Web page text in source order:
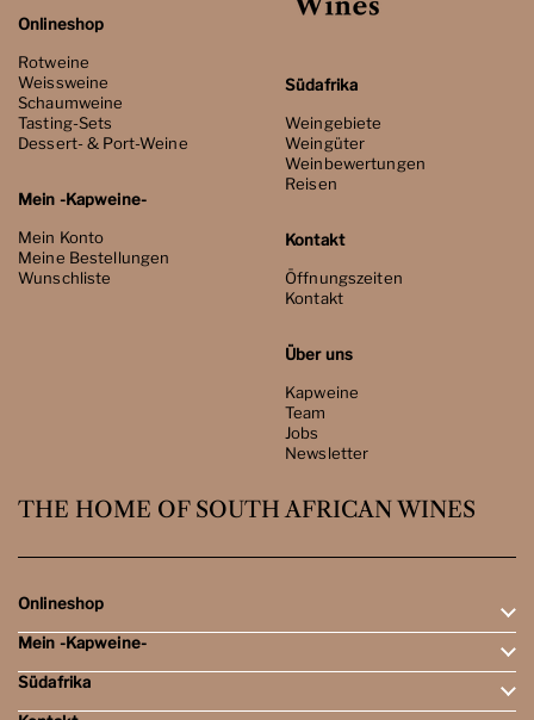
Onlineshop
Rotweine
Weissweine
Schaumweine
Tasting-Sets
Dessert- & Port-Weine
Mein -Kapweine-
Mein Konto
Meine Bestellungen
Wunschliste
Südafrika
Weingebiete
Weingüter
Weinbewertungen
Reisen
Kontakt
Öffnungszeiten
Kontakt
Über uns
Kapweine
Team
Jobs
Newsletter
THE HOME OF SOUTH AFRICAN WINES
Onlineshop
Rotweine
Weissweine
Schaumweine
Tasting-Sets
Mein -Kapweine-
Mein Konto
Meine Bestellungen
Südafrika